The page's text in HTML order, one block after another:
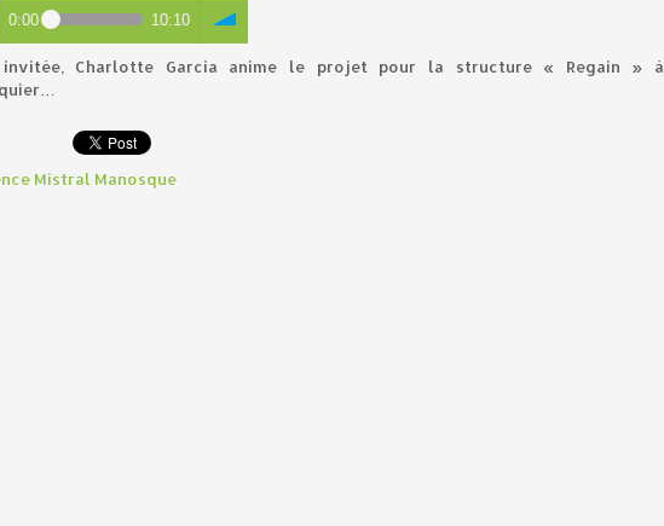
0:00 10:10
invitée, Charlotte Garcia anime le projet pour la structure « Regain » à
Mistral Manosque